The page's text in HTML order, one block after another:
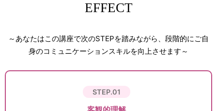
EFFECT
～あなたはこの講座で次のSTEPを踏みながら、段階的にご自
身のコミュニケーションスキルを向上させます～
STEP.01